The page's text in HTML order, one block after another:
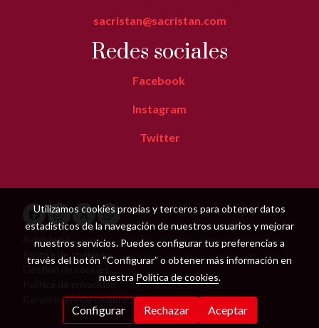
sacristan@sacristan.com
Redes sociales
Facebook
Instagram
Twitter
Aviso legal
Política de cookies
Política de privacidad
Condiciones de compra
Utilizamos cookies propias y terceros para obtener datos
estadísticos de la navegación de nuestros usuarios y mejorar
nuestros servicios. Puedes configurar tus preferencias a
través del botón “Configurar” o obtener más información en
nuestra Política de cookies.
Configurar Rechazar Aceptar